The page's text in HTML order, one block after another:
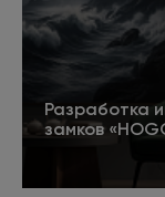
Разработка
замков
Подробнее